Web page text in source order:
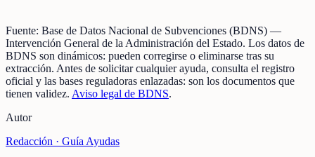
Fuente: Base de Datos Nacional de Subvenciones (BDNS) —
Intervención General de la Administración del Estado. Los datos de
BDNS son dinámicos: pueden corregirse o eliminarse tras su
extracción. Antes de solicitar cualquier ayuda, consulta el registro
oficial y las bases reguladoras enlazadas: son los documentos que
tienen validez. Aviso legal de BDNS.
Autor
Redacción · Guía Ayudas